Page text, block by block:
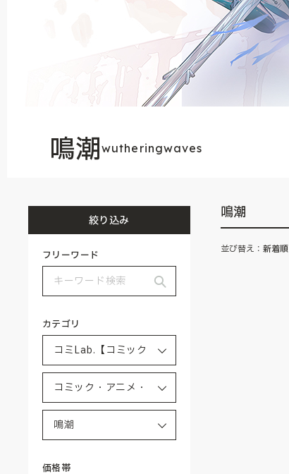
鳴潮wutheringwaves
絞り込み
フリーワード
カテゴリ
価格帯
鳴潮
並び替え： 新着順